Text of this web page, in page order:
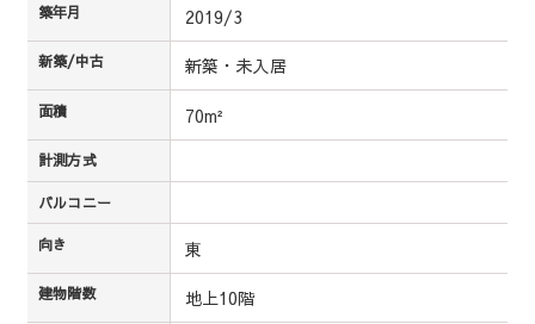
築年月 2019/3
新築/中古 新築・未入居
面積 70m²
計測方式
バルコニー
向き 東
建物階数 地上10階